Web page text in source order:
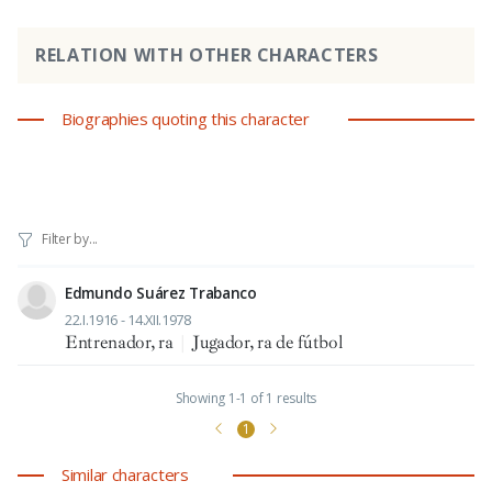
RELATION WITH OTHER CHARACTERS
Biographies quoting this character
Edmundo Suárez Trabanco
22.I.1916 - 14.XII.1978
Entrenador, ra Jugador, ra de fútbol
Showing 1-1 of 1 results
1
Similar characters